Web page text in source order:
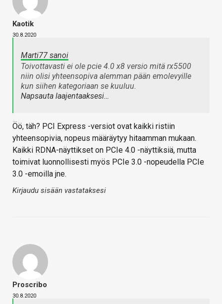
Kaotik
30.8.2020
Marti77 sanoi
Toivottavasti ei ole pcie 4.0 x8 versio mitä rx5500
niin olisi yhteensopiva alemman pään emolevyille
kun siihen kategoriaan se kuuluu.
Napsauta laajentaaksesi…
Öö, täh? PCI Express -versiot ovat kaikki ristiin
yhteensopivia, nopeus määräytyy hitaamman mukaan.
Kaikki RDNA-näyttikset on PCIe 4.0 -näyttiksiä, mutta
toimivat luonnollisesti myös PCIe 3.0 -nopeudella PCIe
3.0 -emoilla jne.
Kirjaudu sisään vastataksesi
Proscribo
30.8.2020